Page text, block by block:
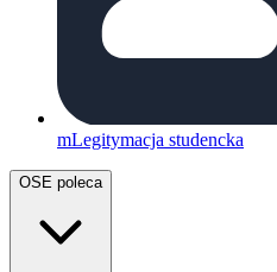
mLegitymacja studencka
OSE poleca